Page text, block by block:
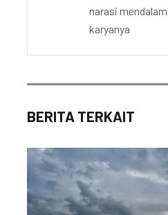
narasi
karyanya
BERITA TERKAIT